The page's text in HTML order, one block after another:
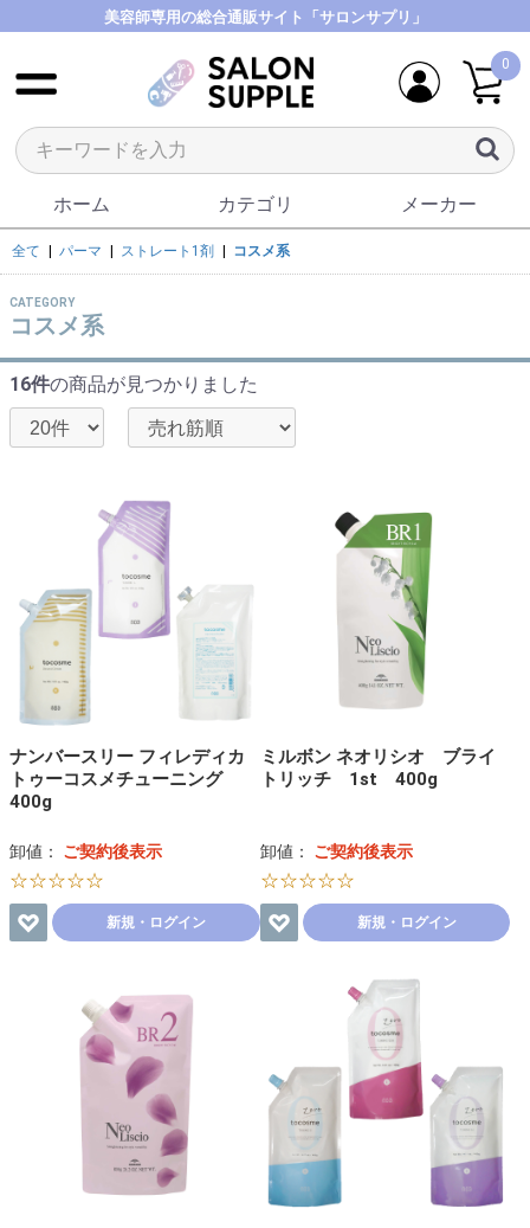
美容師専用の総合通販サイト「サロンサプリ」
0
ホーム カテゴリ メーカー
全て パーマ ストレート1剤 コスメ系
CATEGORY
コスメ系
16件の商品が見つかりました
ナンバースリー フィレディカ
トゥーコスメチューニング
400g
卸値： ご契約後表示
☆☆☆☆☆
新規・ログイン
ミルボン ネオリシオ ブライ
トリッチ 1st 400g
卸値： ご契約後表示
☆☆☆☆☆
新規・ログイン